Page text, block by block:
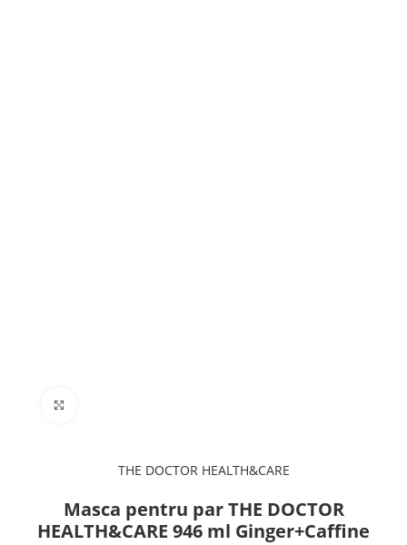
THE DOCTOR HEALTH&CARE
Masca pentru par THE DOCTOR
HEALTH&CARE 946 ml Ginger+Caffine